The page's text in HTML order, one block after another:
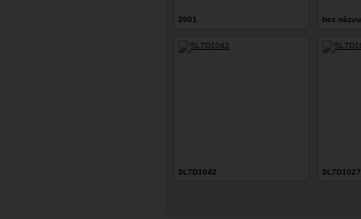
2001 bez názvu
5L7D1042 5L7D1027